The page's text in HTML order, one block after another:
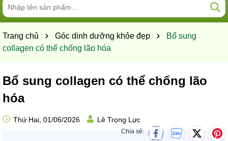
Trang chủ Góc dinh dưỡng khỏe đẹp
Bổ sung
collagen có thể chống lão hóa
Bổ sung collagen có thể chống lão
hóa
Thứ Hai, 01/06/2026 Lê Trọng Lực
Chia sẻ: